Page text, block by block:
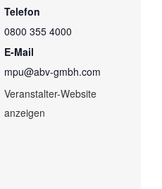
Telefon
0800 355 4000
E-Mail
mpu@abv-gmbh.com
Veranstalter-Website
anzeigen